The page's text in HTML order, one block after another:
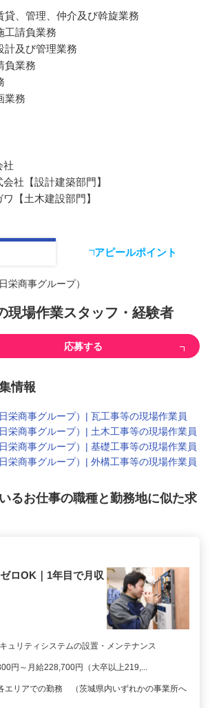
貸、管理、仲介及び斡旋業務
工請負業務
計及び管理業務
負業務
業務
社
社【設計建築部門】
【土木建設部門】
アピールポイント
栄商事グループ）
現場作業スタッフ・経験者
応募する
情報
栄商事グループ）| 瓦工事等の現場作業員
栄商事グループ）| 土木工事等の現場作業員
栄商事グループ）| 基礎工事等の現場作業員
栄商事グループ）| 外構工事等の現場作業員
るお仕事の職種と勤務地に似た求
ロOK｜1年目で月収
ュリティシステムの設置・メンテナンス
円～月給228,700円（大卒以上219,...
エリアでの勤務 （茨城県内いずれかの事業所へ